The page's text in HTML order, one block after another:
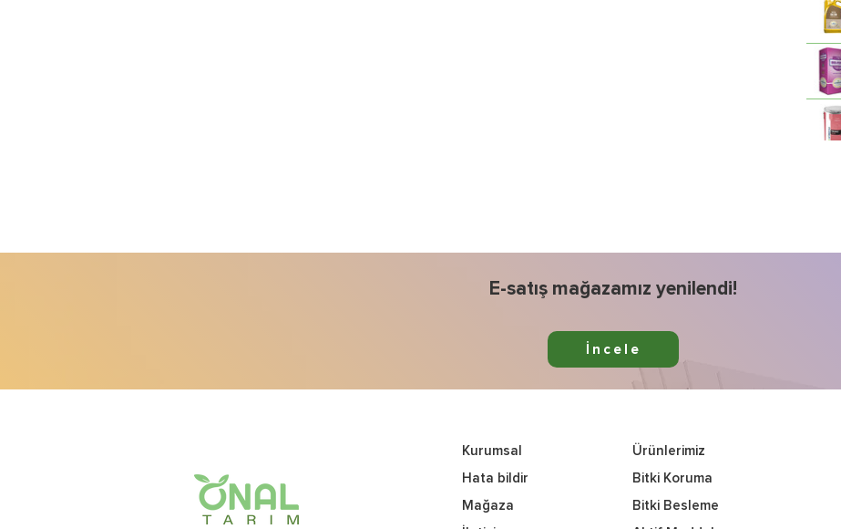
E-satış mağazamız yenilendi!
İncele
Kurumsal
Hata bildir
Mağaza
Ürünlerimiz
Bitki Koruma
Bitki Besleme